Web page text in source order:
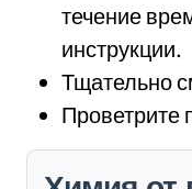
течение
инструкции.
Тщательно